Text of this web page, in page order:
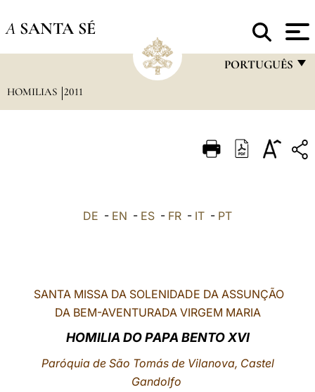
A SANTA SÉ
PORTUGUÊS
ITALIANO
中文
LATINE
HOMILIAS 2011
DE - EN - ES - FR - IT - PT
SANTA MISSA DA SOLENIDADE DA ASSUNÇÃO
DA BEM-AVENTURADA VIRGEM MARIA
HOMILIA DO PAPA BENTO XVI
Paróquia de São Tomás de Vilanova, Castel
Gandolfo